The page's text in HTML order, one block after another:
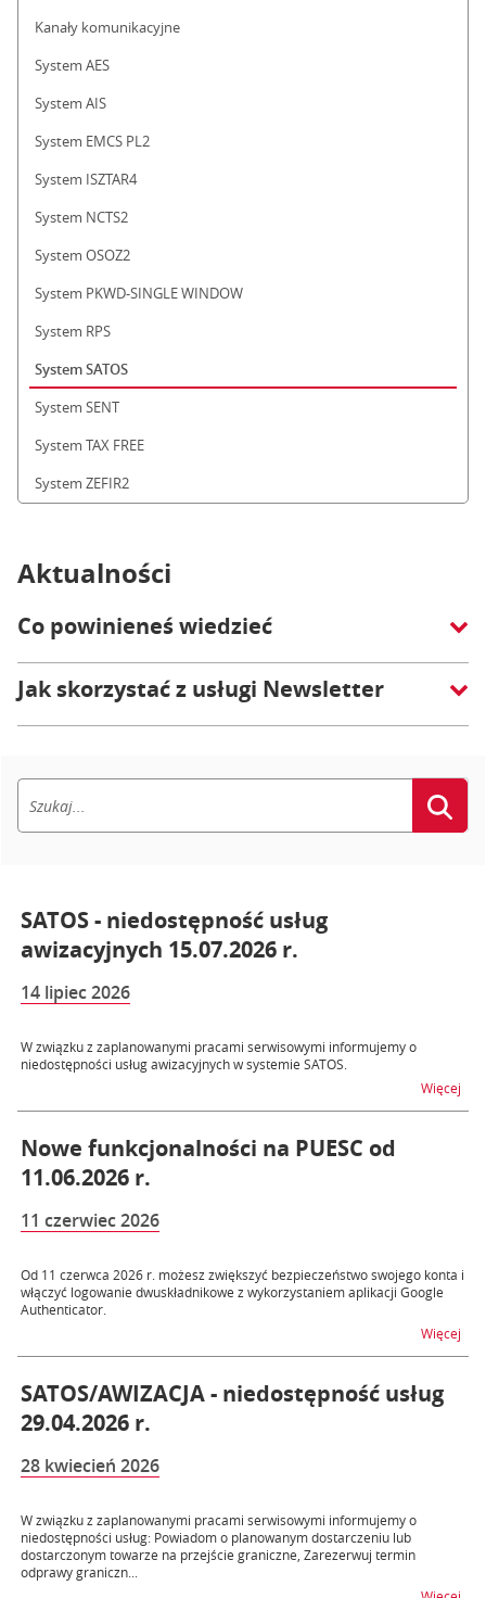
Kanały komunikacyjne
System AES
System AIS
System EMCS PL2
System ISZTAR4
System NCTS2
System OSOZ2
System PKWD-SINGLE WINDOW
System RPS
System SATOS
System SENT
System TAX FREE
System ZEFIR2
Aktualności
Co powinieneś wiedzieć
Jak skorzystać z usługi Newsletter
SATOS - niedostępność usług
awizacyjnych 15.07.2026 r.
14 lipiec 2026
W związku z zaplanowanymi pracami serwisowymi informujemy o
niedostępności usług awizacyjnych w systemie SATOS.
Więcej
Nowe funkcjonalności na PUESC od
11.06.2026 r.
11 czerwiec 2026
Od 11 czerwca 2026 r. możesz zwiększyć bezpieczeństwo swojego konta i
włączyć logowanie dwuskładnikowe z wykorzystaniem aplikacji Google
Authenticator.
Więcej
SATOS/AWIZACJA - niedostępność usług
29.04.2026 r.
28 kwiecień 2026
W związku z zaplanowanymi pracami serwisowymi informujemy o
niedostępności usług: Powiadom o planowanym dostarczeniu lub
dostarczonym towarze na przejście graniczne, Zarezerwuj termin
odprawy graniczn...